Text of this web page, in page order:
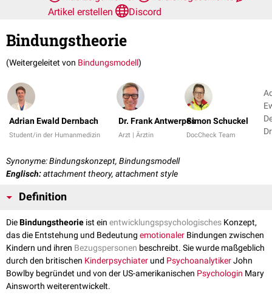
Artikel erstellen
Discord
Bindungstheorie
(Weitergeleitet von Bindungsmodell)
Adrian Ewald Dernbach
Student/in der Humanmedizin
Dr. Frank Antwerpes
Arzt | Ärztin
Simon Schuckel
DocCheck Team
Synonyme: Bindungskonzept, Bindungsmodell
Englisch:attachment theory, attachment style
Definition
DieBindungstheorie ist ein entwicklungspsychologisches Konzept,
das die Entstehung und Bedeutung emotionaler Bindungen zwischen
Kindern und ihren Bezugspersonen beschreibt. Sie wurde maßgeblich
durch den britischen Kinderpsychiater und PsychoanalytikerJohn
Bowlby begründet und von der US-amerikanischen Psychologin Mary
Ainsworth weiterentwickelt.